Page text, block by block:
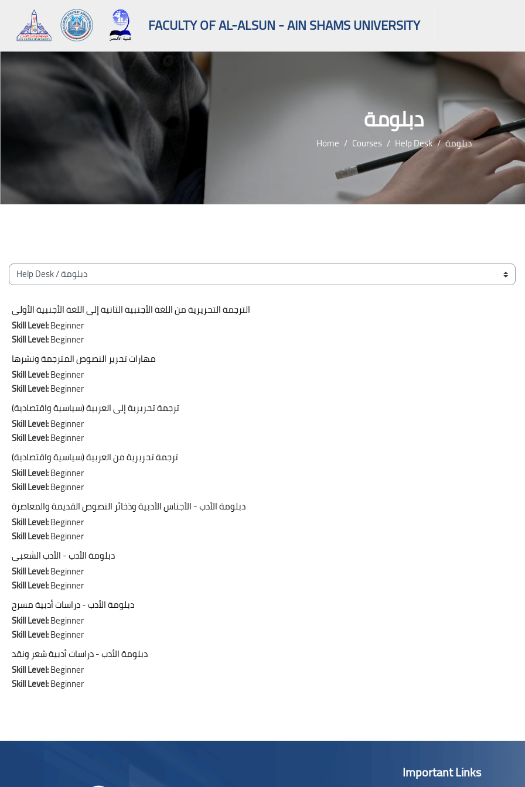
FACULTY OF AL-ALSUN - AIN SHAMS UNIVERSITY
دبلومة
Home Courses Help Desk دبلومة
Blocks
Course categories
الترجمة التحريرية من اللغة الأجنبية الثانية إلى اللغة الأجنبية الأولى
Skill Level:Beginner
Skill Level:Beginner
مهارات تحرير النصوص المترجمة ونشرها
Skill Level:Beginner
Skill Level:Beginner
ترجمة تحريرية إلى العربية (سياسية واقتصادية)
Skill Level:Beginner
Skill Level:Beginner
ترجمة تحريرية من العربية (سياسية واقتصادية)
Skill Level:Beginner
Skill Level:Beginner
دبلومة الأدب - الأجناس الأدبية وذخائر النصوص القديمة والمعاصرة
Skill Level:Beginner
Skill Level:Beginner
دبلومة الأدب - الأدب الشعبى
Skill Level:Beginner
Skill Level:Beginner
دبلومة الأدب - دراسات أدبية مسرح
Skill Level:Beginner
Skill Level:Beginner
دبلومة الأدب - دراسات أدبية شعر ونقد
Skill Level:Beginner
Skill Level:Beginner
Blocks
Important Links